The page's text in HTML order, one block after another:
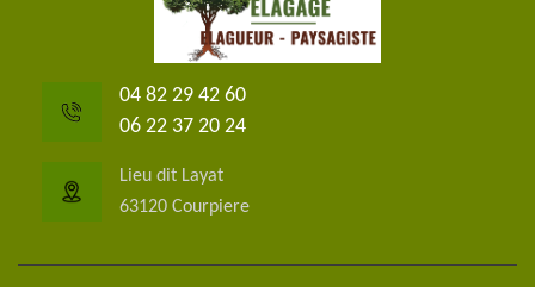
04 82 29 42 60
06 22 37 20 24
Lieu dit Layat
63120 Courpiere